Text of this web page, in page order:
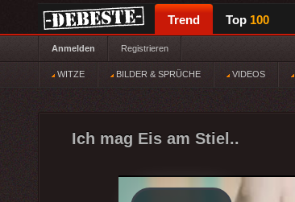
Trend Top 100
Anmelden Registrieren
WITZE BILDER & SPRÜCHE VIDEOS
Ich mag Eis am Stiel..